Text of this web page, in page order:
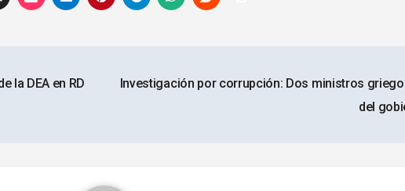
la DEA en RD
Investigación por corrupción: Dos ministros
del